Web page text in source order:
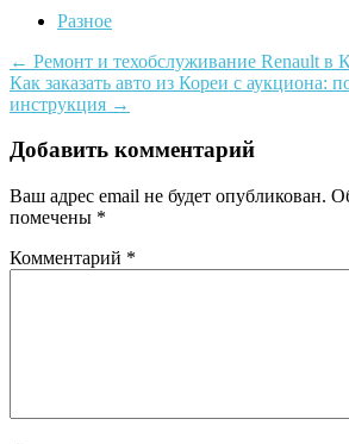
Разное
Post
navigation
← Ремонт и техобслуживание Renault в
Как заказать авто из Кореи с аукциона:
инструкция →
Добавить комментарий
Ваш адрес email не будет опубликован.
помечены *
Комментарий *